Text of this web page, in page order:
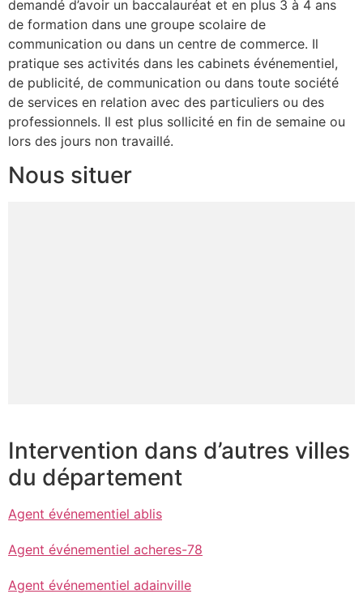
demandé d’avoir un baccalauréat et en plus 3 à 4 ans
de formation dans une groupe scolaire de
communication ou dans un centre de commerce. Il
pratique ses activités dans les cabinets événementiel,
de publicité, de communication ou dans toute société
de services en relation avec des particuliers ou des
professionnels. Il est plus sollicité en fin de semaine ou
lors des jours non travaillé.
Nous situer
Intervention dans d’autres villes
du département
Agent événementiel ablis
Agent événementiel acheres-78
Agent événementiel adainville